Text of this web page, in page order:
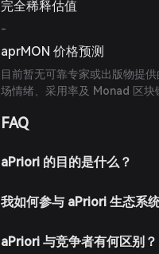
完全稀释估值
-
aprMON 价格预测
目前暂无可靠专家或出版物提
场情绪、采用率及 Monad 区块
FAQ
aPriori 的目的是什么？
我如何参与 aPriori 生态系
aPriori 与竞争者有何区别？